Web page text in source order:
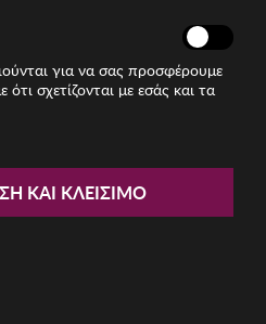
για να σας προσφέρουμε
σχετίζονται με εσάς και τα
ΚΑΙ ΚΛΕΊΣΙΜΟ